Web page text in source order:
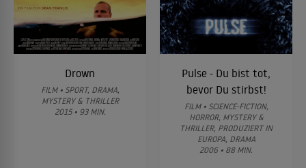
Drown
FILM • SPORT, DRAMA,
MYSTERY & THRILLER
2015 • 93 MIN.
Pulse - Du bist tot,
bevor Du stirbst!
FILM • SCIENCE-FICTION,
HORROR, MYSTERY &
THRILLER, PRODUZIERT IN
EUROPA, DRAMA
2006 • 88 MIN.